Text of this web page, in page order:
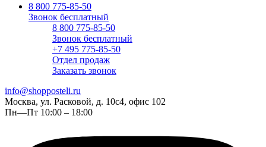
8 800 775-85-50
Звонок бесплатный
8 800 775-85-50
Звонок бесплатный
+7 495 775-85-50
Отдел продаж
Заказать звонок
info@shopposteli.ru
Москва, ул. Расковой, д. 10с4, офис 102
Пн—Пт 10:00 – 18:00